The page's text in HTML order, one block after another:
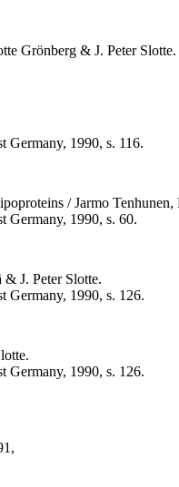
Grönberg & J. Peter Slotte.
Germany, 1990, s. 116.
/ Jarmo
Germany, 1990, s. 60.
J. Peter Slotte.
Germany, 1990, s. 126.
Germany, 1990, s. 126.